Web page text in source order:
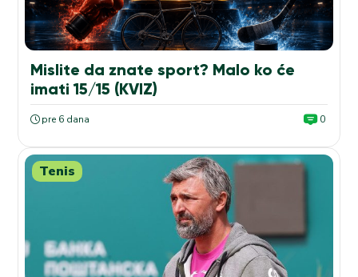
Mislite da znate sport? Malo ko će
imati 15/15 (KVIZ)
pre 6 dana 0
Tenis